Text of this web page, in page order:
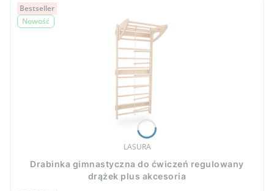
Bestseller
Nowość
Drabinka gimnastyczna do ćwiczeń regulowany
drążek plus akcesoria
PRODUCENT
LASURA